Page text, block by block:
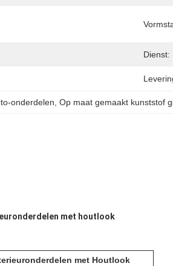
Dienst:
onderdelen Op maat gemaakt kunststof
met houtlook
met Houtlook